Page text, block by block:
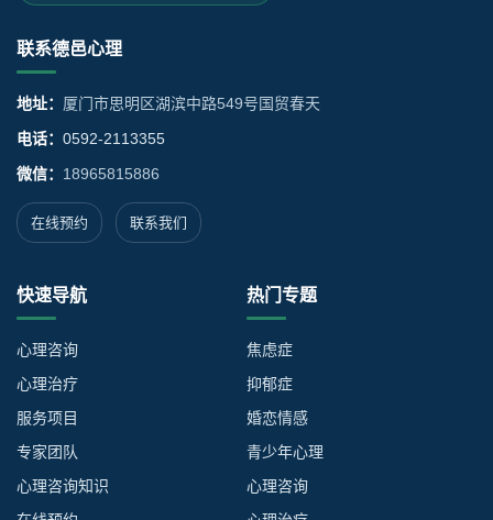
联系德邑心理
地址： 厦门市思明区湖滨中路549号国贸春天
电话： 0592-2113355
微信： 18965815886
在线预约 联系我们
快速导航
心理咨询
心理治疗
服务项目
专家团队
心理咨询知识
热门专题
焦虑症
抑郁症
婚恋情感
青少年心理
心理咨询